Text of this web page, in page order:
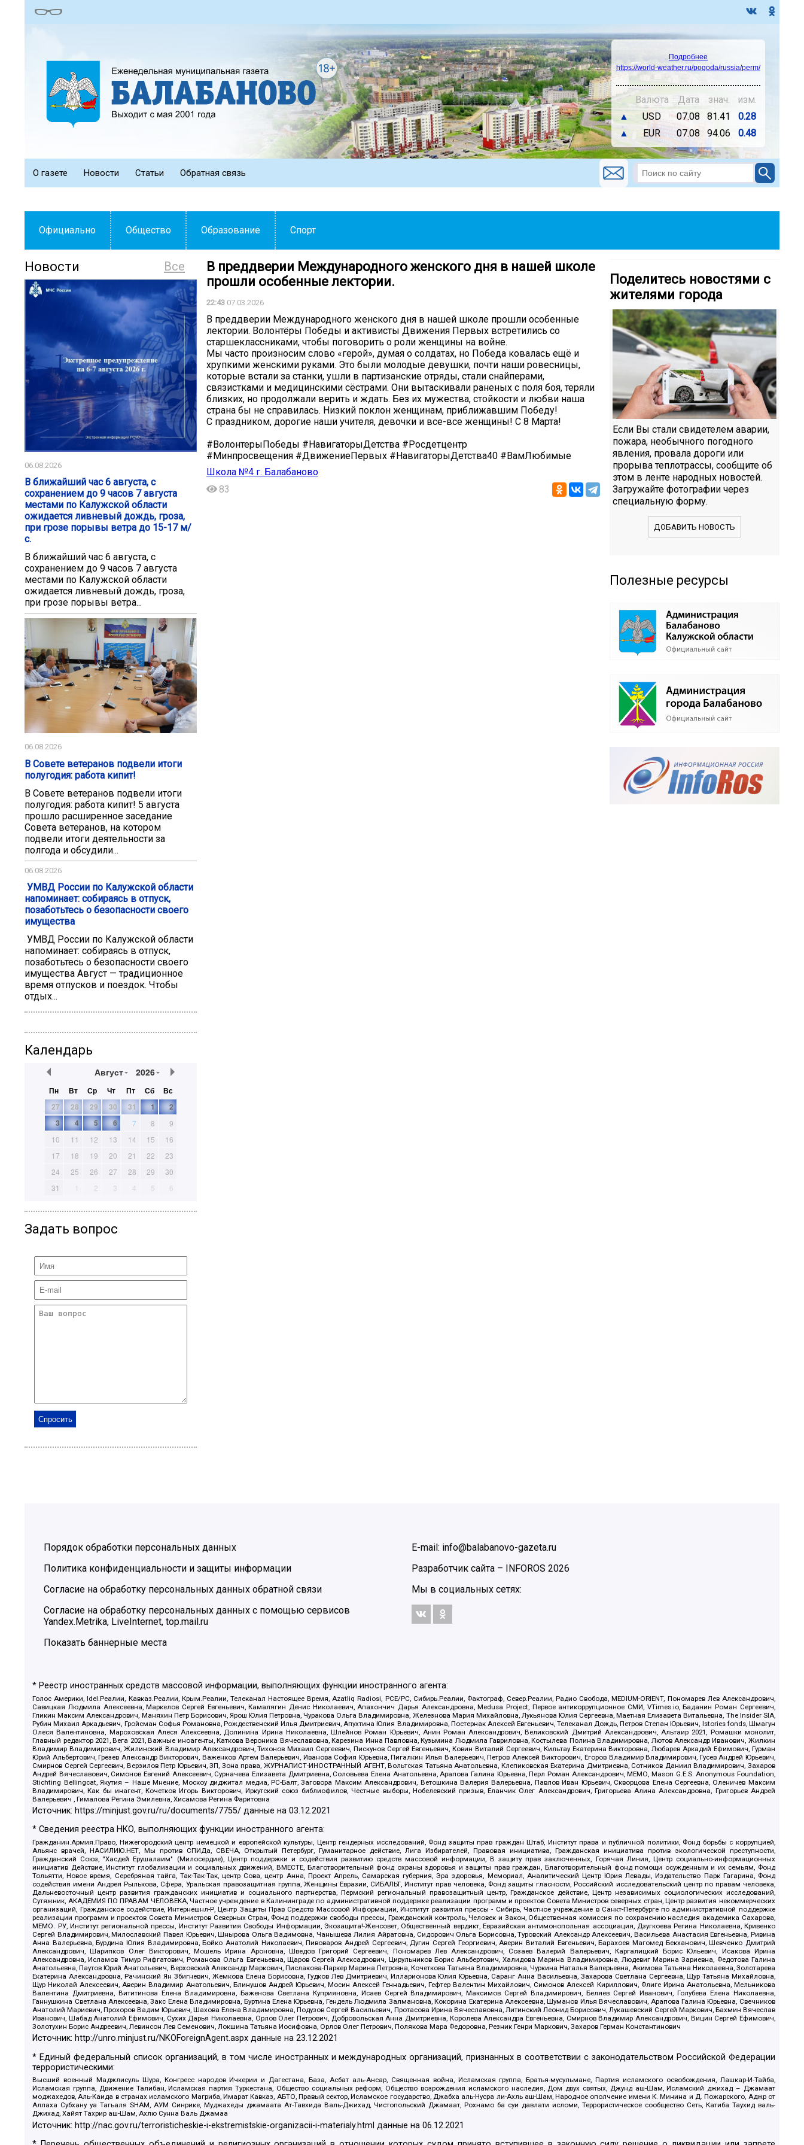
Подробнее
https://world-weather.ru/pogoda/russia/perm/
Валюта Дата знач.
изм.
▲
USD 07.08 81.41
0.28
▲
EUR 07.08 94.06 0.48
О газете Новости Статьи Обратная связь
Официально Общество Образование Спорт
Все
Новости
06.08.2026
В ближайший час 6 августа, с
сохранением до 9 часов 7 августа
местами по Калужской области
ожидается ливневый дождь, гроза,
при грозе порывы ветра до 15-17 м/
с.
В ближайший час 6 августа, с
сохранением до 9 часов 7 августа
местами по Калужской области
ожидается ливневый дождь, гроза,
при грозе порывы ветра...
06.08.2026
В Совете ветеранов подвели итоги
полугодия: работа кипит!
В Совете ветеранов подвели итоги
полугодия: работа кипит! 5 августа
прошло расширенное заседание
Совета ветеранов, на котором
подвели итоги деятельности за
полгода и обсудили...
06.08.2026
️ УМВД России по Калужской области
напоминает: собираясь в отпуск,
позаботьтесь о безопасности своего
имущества
️ УМВД России по Калужской области
напоминает: собираясь в отпуск,
позаботьтесь о безопасности своего
имущества Август — традиционное
время отпусков и поездок. Чтобы
отдых...
Календарь
Август 2026
Пн Вт Ср Чт Пт Сб
Вс
27
28 29 30 31 1
2
3
4 5 6 7 8
9
10
11 12 13 14 15
16
17
18 19 20 21 22
23
24
25 26 27 28 29
30
31
1 2 3 4 5 6
Задать вопрос
В преддверии Международного женского дня в нашей школе
прошли особенные лектории.
22:43 07.03.2026
В преддверии Международного женского дня в нашей школе прошли особенные
лектории. Волонтёры Победы и активисты Движения Первых встретились со
старшеклассниками, чтобы поговорить о роли женщины на войне.
Мы часто произносим слово «герой», думая о солдатах, но Победа ковалась ещё и
хрупкими женскими руками. Это были молодые девушки, почти наши ровесницы,
которые встали за станки, ушли в партизанские отряды, стали снайперами,
связистками и медицинскими сёстрами. Они вытаскивали раненых с поля боя, теряли
близких, но продолжали верить и ждать. Без их мужества, стойкости и любви наша
страна бы не справилась. Низкий поклон женщинам, приближавшим Победу!
С праздником, дорогие наши учителя, девочки и все-все женщины! С 8 Марта!
#ВолонтерыПобеды #НавигаторыДетства #Росдетцентр
#Минпросвещения #ДвижениеПервых #НавигаторыДетства40 #ВамЛюбимые
Школа №4 г. Балабаново
83
Поделитесь новостями с
жителями города
Если Вы стали свидетелем аварии,
пожара, необычного погодного
явления, провала дороги или
прорыва теплотрассы, сообщите об
этом в ленте народных новостей.
Загружайте фотографии через
специальную форму.
ДОБАВИТЬ НОВОСТЬ
Полезные ресурсы
Порядок обработки персональных данных
Политика конфиденциальности и защиты информации
Согласие на обработку персональных данных обратной связи
Согласие на обработку персональных данных с помощью сервисов
Yandex.Metrika, LiveInternet, top.mail.ru
Показать баннерные места
E-mail: info@balabanovo-gazeta.ru
Разработчик сайта –
INFOROS 2026
Мы в социальных сетях:
* Реестр иностранных средств массовой информации, выполняющих функции иностранного агента:
Голос Америки, Idel.Реалии, Кавказ.Реалии, Крым.Реалии, Телеканал Настоящее Время, Azatliq Radiosi, PCE/PC, Сибирь.Реалии, Фактограф, Север.Реалии, Радио Свобода, MEDIUM-ORIENT, Пономарев Лев Александрович,
Савицкая Людмила Алексеевна, Маркелов Сергей Евгеньевич, Камалягин Денис Николаевич, Апахончич Дарья Александровна, Medusa Project, Первое антикоррупционное СМИ, VTimes.io, Баданин Роман Сергеевич,
Гликин Максим Александрович, Маняхин Петр Борисович, Ярош Юлия Петровна, Чуракова Ольга Владимировна, Железнова Мария Михайловна, Лукьянова Юлия Сергеевна, Маетная Елизавета Витальевна, The Insider SIA,
Рубин Михаил Аркадьевич, Гройсман Софья Романовна, Рождественский Илья Дмитриевич, Апухтина Юлия Владимировна, Постернак Алексей Евгеньевич, Телеканал Дождь, Петров Степан Юрьевич, Istories fonds, Шмагун
Олеся Валентиновна, Мароховская Алеся Алексеевна, Долинина Ирина Николаевна, Шлейнов Роман Юрьевич, Анин Роман Александрович, Великовский Дмитрий Александрович, Альтаир 2021, Ромашки монолит,
Главный редактор 2021, Вега 2021, Важные иноагенты, Каткова Вероника Вячеславовна, Карезина Инна Павловна, Кузьмина Людмила Гавриловна, Костылева Полина Владимировна, Лютов Александр Иванович, Жилкин
Владимир Владимирович, Жилинский Владимир Александрович, Тихонов Михаил Сергеевич, Пискунов Сергей Евгеньевич, Ковин Виталий Сергеевич, Кильтау Екатерина Викторовна, Любарев Аркадий Ефимович, Гурман
Юрий Альбертович, Грезев Александр Викторович, Важенков Артем Валерьевич, Иванова София Юрьевна, Пигалкин Илья Валерьевич, Петров Алексей Викторович, Егоров Владимир Владимирович, Гусев Андрей Юрьевич,
Смирнов Сергей Сергеевич, Верзилов Петр Юрьевич, ЗП, Зона права, ЖУРНАЛИСТ-ИНОСТРАННЫЙ АГЕНТ, Вольтская Татьяна Анатольевна, Клепиковская Екатерина Дмитриевна, Сотников Даниил Владимирович, Захаров
Андрей Вячеславович, Симонов Евгений Алексеевич, Сурначева Елизавета Дмитриевна, Соловьева Елена Анатольевна, Арапова Галина Юрьевна, Перл Роман Александрович, МЕМО, Mason G.E.S. Anonymous Foundation,
Stichting Bellingcat, Якутия – Наше Мнение, Москоу диджитал медиа, РС-Балт, Заговора Максим Александрович, Ветошкина Валерия Валерьевна, Павлов Иван Юрьевич, Скворцова Елена Сергеевна, Оленичев Максим
Владимирович, Как бы инагент, Кочетков Игорь Викторович, Иркутский союз библиофилов, Честные выборы, Нобелевский призыв, Еланчик Олег Александрович, Григорьева Алина Александровна, Григорьев Андрей
Валерьевич , Гималова Регина Эмилевна, Хисамова Регина Фаритовна
Источник: https://minjust.gov.ru/ru/documents/7755/ данные на03.12.2021
* Сведения реестра НКО, выполняющих функции иностранного агента:
Гражданин.Армия.Право, Нижегородский центр немецкой и европейской культуры, Центр гендерных исследований, Фонд защиты прав граждан Штаб, Институт права и публичной политики, Фонд борьбы с коррупцией,
Альянс врачей, НАСИЛИЮ.НЕТ, Мы против СПИДа, СВЕЧА, Открытый Петербург, Гуманитарное действие, Лига Избирателей, Правовая инициатива, Гражданская инициатива против экологической преступности,
Гражданский Союз, "Хасдей Ерушалаим" (Милосердие), Центр поддержки и содействия развитию средств массовой информации, В защиту прав заключенных, Горячая Линия, Центр социально-информационных
инициатив Действие, Институт глобализации и социальных движений, ВМЕСТЕ, Благотворительный фонд охраны здоровья и защиты прав граждан, Благотворительный фонд помощи осужденным и их семьям, Фонд
Тольятти, Новое время, Серебряная тайга, Так-Так-Так, центр Сова, центр Анна, Проект Апрель, Самарская губерния, Эра здоровья, Мемориал, Аналитический Центр Юрия Левады, Издательство Парк Гагарина, Фонд
содействия имени Андрея Рылькова, Сфера, Уральская правозащитная группа, Женщины Евразии, СИБАЛЬТ, Институт прав человека, Фонд защиты гласности, Российский исследовательский центр по правам человека,
Дальневосточный центр развития гражданских инициатив и социального партнерства, Пермский региональный правозащитный центр, Гражданское действие, Центр независимых социологических исследований,
Сутяжник, АКАДЕМИЯ ПО ПРАВАМ ЧЕЛОВЕКА, Частное учреждение в Калининграде по административной поддержке реализации программ и проектов Совета Министров северных стран, Центр развития некоммерческих
организаций, Гражданское содействие, Интернешнл-Р, Центр Защиты Прав Средств Массовой Информации, Институт развития прессы - Сибирь, Частное учреждение в Санкт-Петербурге по административной поддержке
реализации программ и проектов Совета Министров Северных Стран, Фонд поддержки свободы прессы, Гражданский контроль, Человек и Закон, Общественная комиссия по сохранению наследия академика Сахарова,
МЕМО. РУ, Институт региональной прессы, Институт Развития Свободы Информации, Экозащита!-Женсовет, Общественный вердикт, Евразийская антимонопольная ассоциация, Дзугкоева Регина Николаевна, Кривенко
Сергей Владимирович, Милославский Павел Юрьевич, Шнырова Ольга Вадимовна, Чанышева Лилия Айратовна, Сидорович Ольга Борисовна, Туровский Александр Алексеевич, Васильева Анастасия Евгеньевна, Ривина
Анна Валерьевна, Бурдина Юлия Владимировна, Бойко Анатолий Николаевич, Пивоваров Андрей Сергеевич, Дугин Сергей Георгиевич, Аверин Виталий Евгеньевич, Барахоев Магомед Бекханович, Шевченко Дмитрий
Александрович, Шарипков Олег Викторович, Мошель Ирина Ароновна, Шведов Григорий Сергеевич, Пономарев Лев Александрович, Созаев Валерий Валерьевич, Каргалицкий Борис Юльевич, Исакова Ирина
Александровна, Исламов Тимур Рифгатович, Романова Ольга Евгеньевна, Щаров Сергей Алексадрович, Цирульников Борис Альбертович, Халидова Марина Владимировна, Людевиг Марина Зариевна, Федотова Галина
Анатольевна, Паутов Юрий Анатольевич, Верховский Александр Маркович, Пислакова-Паркер Марина Петровна, Кочеткова Татьяна Владимировна, Чуркина Наталья Валерьевна, Акимова Татьяна Николаевна, Золотарева
Екатерина Александровна, Рачинский Ян Збигневич, Жемкова Елена Борисовна, Гудков Лев Дмитриевич, Илларионова Юлия Юрьевна, Саранг Анна Васильевна, Захарова Светлана Сергеевна, Щур Татьяна Михайловна,
Щур Николай Алексеевич, Аверин Владимир Анатольевич, Блинушов Андрей Юрьевич, Мосин Алексей Геннадьевич, Гефтер Валентин Михайлович, Симонов Алексей Кириллович, Флиге Ирина Анатольевна, Мельникова
Валентина Дмитриевна, Вититинова Елена Владимировна, Баженова Светлана Куприяновна, Исаев Сергей Владимирович, Максимов Сергей Владимирович, Беляев Сергей Иванович, Голубева Елена Николаевна,
Ганнушкина Светлана Алексеевна, Закс Елена Владимировна, Буртина Елена Юрьевна, Гендель Людмила Залмановна, Кокорина Екатерина Алексеевна, Шуманов Илья Вячеславович, Арапова Галина Юрьевна, Свечников
Анатолий Мариевич, Прохоров Вадим Юрьевич, Шахова Елена Владимировна, Подузов Сергей Васильевич, Протасова Ирина Вячеславовна, Литинский Леонид Борисович, Лукашевский Сергей Маркович, Бахмин Вячеслав
Иванович, Шабад Анатолий Ефимович, Сухих Дарья Николаевна, Орлов Олег Петрович, Добровольская Анна Дмитриевна, Королева Александра Евгеньевна, Смирнов Владимир Александрович, Вицин Сергей Ефимович,
Золотухин Борис Андреевич, Левинсон Лев Семенович, Локшина Татьяна Иосифовна, Орлов Олег Петрович, Полякова Мара Федоровна, Резник Генри Маркович, Захаров Герман Константинович
Источник: http://unro.minjust.ru/NKOForeignAgent.aspx данные на23.12.2021
* Единый федеральный список организаций, в том числе иностранных и международных организаций, признанных в соответствии с законодательством Российской Федерации
террористическими:
Высший военный Маджлисуль Шура, Конгресс народов Ичкерии и Дагестана, База, Асбат аль-Ансар, Священная война, Исламская группа, Братья-мусульмане, Партия исламского освобождения, Лашкар-И-Тайба,
Исламская группа, Движение Талибан, Исламская партия Туркестана, Общество социальных реформ, Общество возрождения исламского наследия, Дом двух святых, Джунд аш-Шам, Исламский джихад – Джамаат
моджахедов, Аль-Каида в странах исламского Магриба, Имарат Кавказ, АБТО, Правый сектор, Исламское государство, Джабха аль-Нусра ли-Ахль аш-Шам, Народное ополчение имени К. Минина и Д. Пожарского, Аджр от
Аллаха Субхану уа Тагьаля SHAM, АУМ Синрике, Муджахеды джамаата Ат-Тавхида Валь-Джихад, Чистопольский Джамаат, Рохнамо ба суи давлати исломи, Террористическое сообщество Сеть, Катиба Таухид валь-
Джихад, Хайят Тахрир аш-Шам, Ахлю Сунна Валь Джамаа
Источник: http://nac.gov.ru/terroristicheskie-i-ekstremistskie-organizacii-i-materialy.html данные на06.12.2021